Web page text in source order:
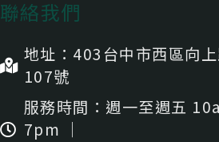
聯絡我們
地址：403台中市⻄區向
107號
服務時間：週一至週五
7pm ｜